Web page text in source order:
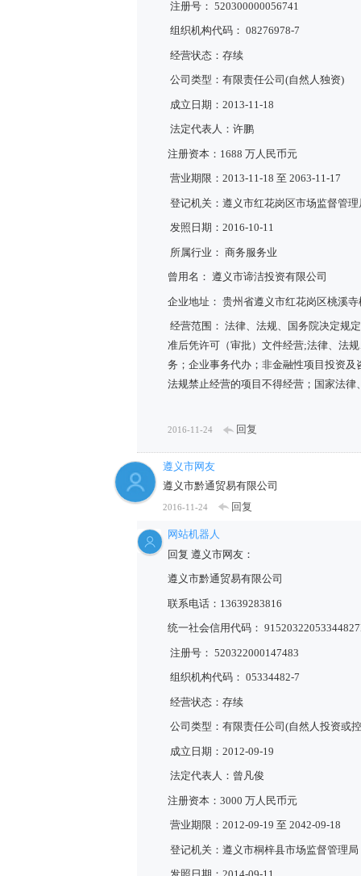
注册号： 520300000056741
组织机构代码： 08276978-7
经营状态：存续
公司类型：有限责任公司(自然人独资)
成立日期：2013-11-18
法定代表人：许鹏
注册资本：1688 万人民币元
营业期限：2013-11-18 至 2063-11-17
登记机关：遵义市红花岗区市场监督管理
发照日期：2016-10-11
所属行业： 商务服务业
曾用名： 遵义市谛洁投资有限公司
企业地址： 贵州省遵义市红花岗区桃溪
经营范围： 法律、法规、国务院决定规
准后凭许可（审批）文件经营;法律、法
务；企业事务代办；非金融性项目投资
法规禁止经营的项目不得经营；国家法
2016-11-24 回复
遵义市网友
遵义市黔通贸易有限公司
2016-11-24 回复
网站机器人
回复 遵义市网友：
遵义市黔通贸易有限公司
联系电话：13639283816
统一社会信用代码：
注册号： 520322000147483
组织机构代码： 05334482-7
经营状态：存续
公司类型：有限责任公司(自然人投资或
成立日期：2012-09-19
法定代表人：曾凡俊
注册资本：3000 万人民币元
营业期限：2012-09-19 至 2042-09-18
登记机关：遵义市桐梓县市场监督管理局